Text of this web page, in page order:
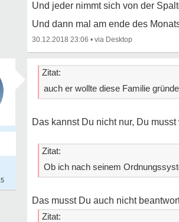
Und jeder nimmt sich von der
Und dann mal am ende des
30.12.2018 23:06 •
Zitat:
auch er wollte diese Familie
Das kannst Du nicht nur, Du
Zitat:
Ob ich nach seinem
Das musst Du auch nicht
Zitat: